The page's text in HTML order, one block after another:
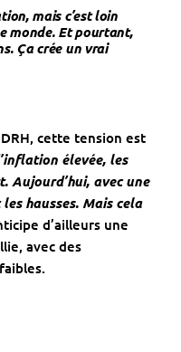
mais c’est loin
monde. Et pourtant,
Ça crée un vrai
cette tension est
élevée, les
avec une
hausses. Mais cela
d’ailleurs une
avec des